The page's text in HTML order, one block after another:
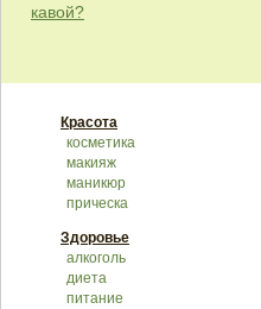
кавой?
Красота
косметика
макияж
маникюр
прическа
Здоровье
алкоголь
диета
питание